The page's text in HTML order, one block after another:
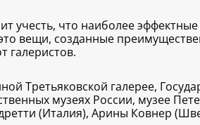
учесть, что наиболее
созданные
галеристов.
Третьяковской галерее,
музеях России, музее
(Италия), Арины Ковнер